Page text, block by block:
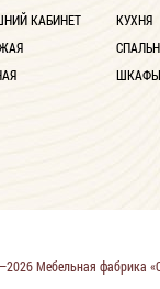
КАБИНЕТ
КУХНЯ
ШКАФЫ
Мебельная фабрика